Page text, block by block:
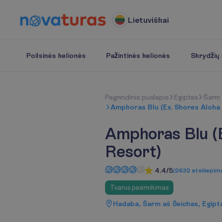
Lietuviškai
Poilsinės kelionės Pažintinės kelionės Skrydžių
Pagrindinis puslapis Egiptas
Amphoras Blu (Ex. Shores
Amphoras Blu
Resort)
4.4/5(2632
Tvarus pasirinkimas
Hadaba, Šarm aš Šeichas,